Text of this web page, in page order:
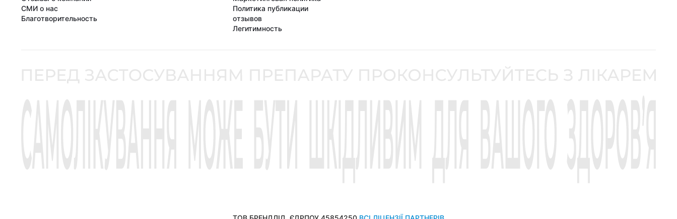
СМИ о нас
Благотворительность
Политика публикации
отзывов
Легитимность